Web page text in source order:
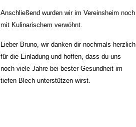
Anschließend wurden wir im Vereinsheim noch
mit Kulinarischem verwöhnt.
Lieber Bruno, wir danken dir nochmals herzlich
für die Einladung und hoffen, dass du uns
noch viele Jahre bei bester Gesundheit im
tiefen Blech unterstützen wirst.